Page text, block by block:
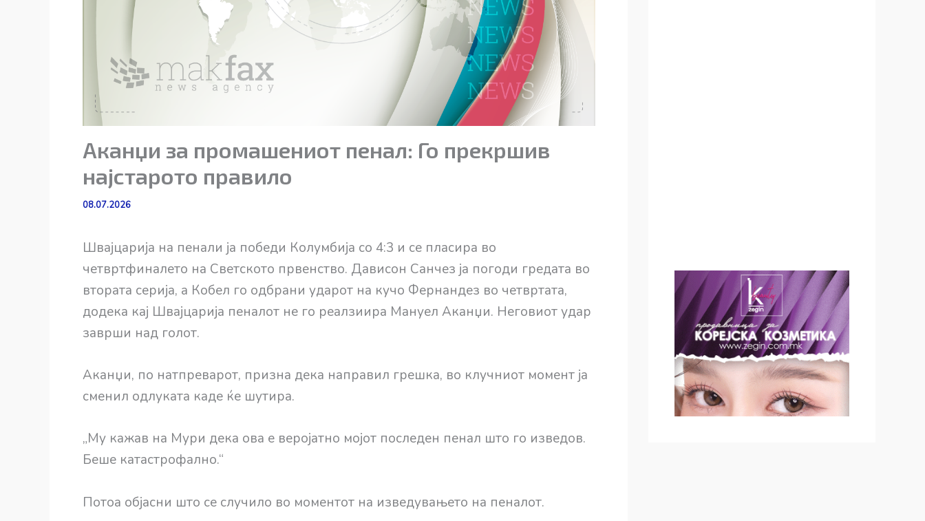
Аканџи за промашениот пенал: Го прекршив
најстарото правило
08.07.2026
Швајцарија на пенали ја победи Колумбија со 4:3 и се пласира во
четвртфиналето на Светското првенство. Дависон Санчез ја погоди гредата во
втората серија, а Кобел го одбрани ударот на кучо Фернандез во четвртата,
додека кај Швајцарија пеналот не го реалзиира Мануел Аканџи. Неговиот удар
заврши над голот.
Аканџи, по натпреварот, призна дека направил грешка, во клучниот момент ја
сменил одлуката каде ќе шутира.
„Му кажав на Мури дека ова е веројатно мојот последен пенал што го изведов.
Беше катастрофално.“
Потоа објасни што се случило во моментот на изведувањето на пеналот.